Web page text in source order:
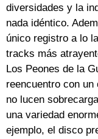
diversidades y la
nada idéntico.
único registro a lo
tracks más
Los Peones de la
reencuentro con
no lucen
una variedad
ejemplo, el disco